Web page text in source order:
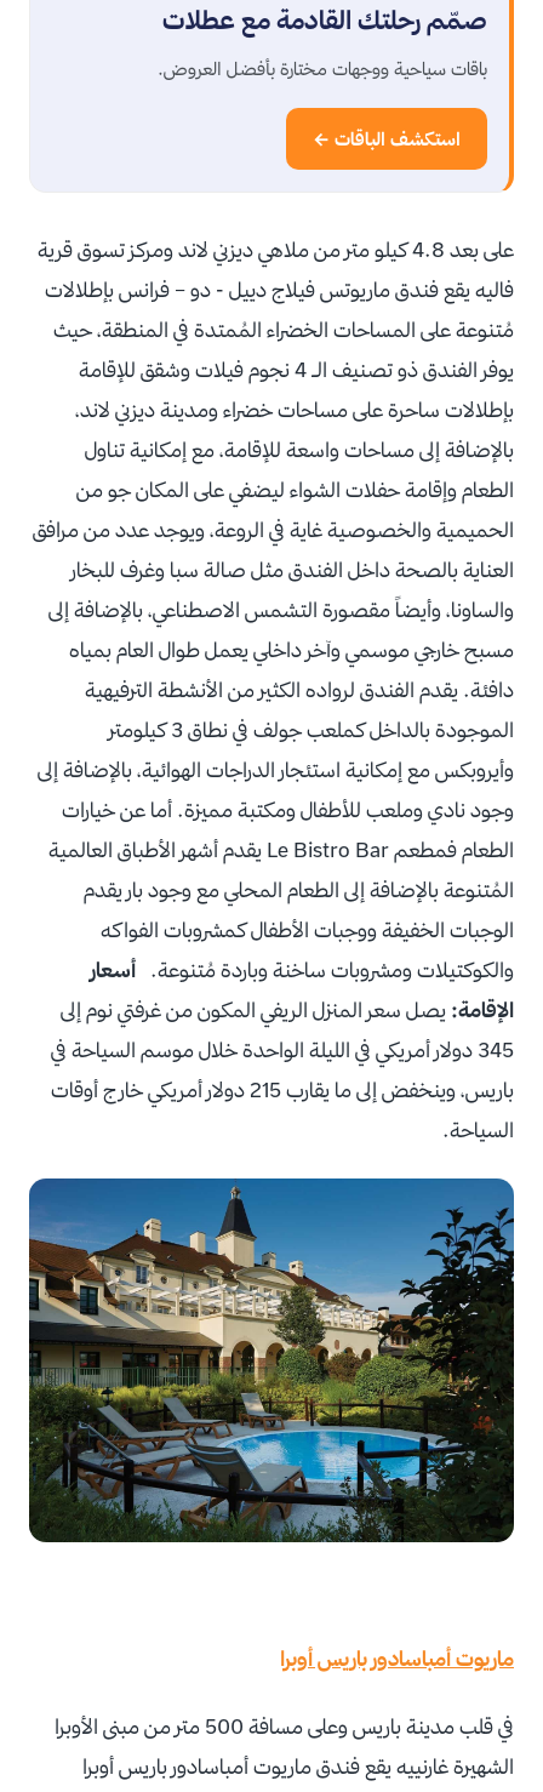
صمّم رحلتك القادمة مع عطلات
باقات سياحية ووجهات مختارة بأفضل العروض.
استكشف الباقات ←
على بعد 4.8 كيلو متر من ملاهي ديزني لاند ومركز تسوق قرية
فاليه يقع فندق ماريوتس فيلاج دييل - دو – فرانس بإطلالات
مُتنوعة على المساحات الخضراء المُمتدة في المنطقة، حيث
يوفر الفندق ذو تصنيف الـ 4 نجوم فيلات وشقق للإقامة
بإطلالات ساحرة على مساحات خضراء ومدينة ديزني لاند،
بالإضافة إلى مساحات واسعة للإقامة، مع إمكانية تناول
الطعام وإقامة حفلات الشواء ليضفي على المكان جو من
الحميمية والخصوصية غاية في الروعة، ويوجد عدد من مرافق
العناية بالصحة داخل الفندق مثل صالة سبا وغرف للبخار
والساونا، وأيضاً مقصورة التشمس الاصطناعي، بالإضافة إلى
مسبح خارجي موسمي وآخر داخلي يعمل طوال العام بمياه
دافئة. يقدم الفندق لرواده الكثير من الأنشطة الترفيهية
الموجودة بالداخل كملعب جولف في نطاق 3 كيلومتر
وأيروبكس مع إمكانية استئجار الدراجات الهوائية، بالإضافة إلى
وجود نادي وملعب للأطفال ومكتبة مميزة. أما عن خيارات
الطعام فمطعم Le Bistro Bar يقدم أشهر الأطباق العالمية
المُتنوعة بالإضافة إلى الطعام المحلي مع وجود بار يقدم
الوجبات الخفيفة ووجبات الأطفال كمشروبات الفواكه
والكوكتيلات ومشروبات ساخنة وباردة مُتنوعة. أسعار
الإقامة: يصل سعر المنزل الريفي المكون من غرفتي نوم إلى
345 دولار أمريكي في الليلة الواحدة خلال موسم السياحة في
باريس، وينخفض إلى ما يقارب 215 دولار أمريكي خارج أوقات
السياحة.
ماريوت أمباسادور باريس أوبرا
في قلب مدينة باريس وعلى مسافة 500 متر من مبنى الأوبرا
الشهيرة غارنييه يقع فندق ماريوت أمباسادور باريس أوبرا